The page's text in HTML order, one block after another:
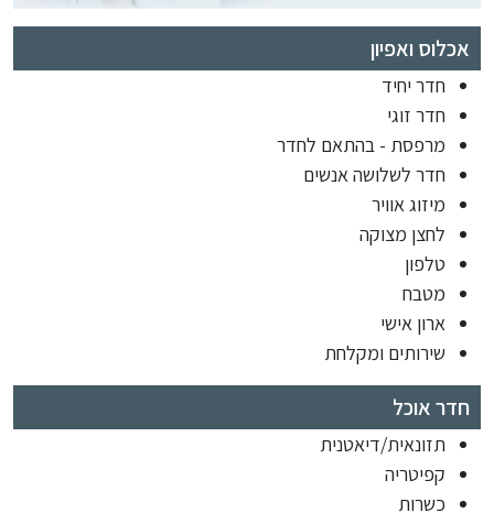
אכלוס ואפיון
חדר יחיד
חדר זוגי
מרפסת - בהתאם לחדר
חדר לשלושה אנשים
מיזוג אוויר
לחצן מצוקה
טלפון
מטבח
ארון אישי
שירותים ומקלחת
חדר אוכל
תזונאית/דיאטנית
קפיטריה
כשרות